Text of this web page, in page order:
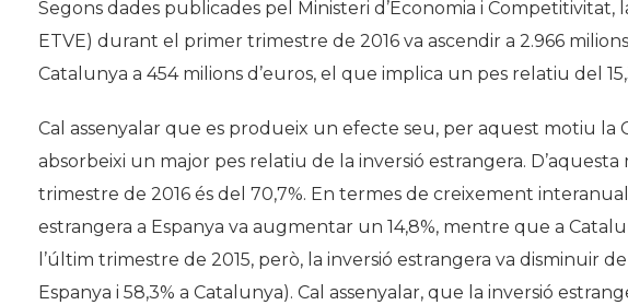
Galeria de Presidents
Seu Social
Segons dades publicades pel Ministeri d’Economia i Competitivitat,
ETVE) durant el primer trimestre de 2016 va ascendir a 2.966
Catalunya a 454 milions d’euros, el que implica un pes relatiu del
Cal assenyalar que es produeix un efecte seu, per aquest motiu la
absorbeixi un major pes relatiu de la inversió estrangera.
trimestre de 2016 és del 70,7%. En termes de creixement
estrangera a Espanya va augmentar un 14,8%, mentre que a
l’últim trimestre de 2015, però, la inversió estrangera va disminuir
Espanya i 58,3% a Catalunya). Cal assenyalar, que la inversió